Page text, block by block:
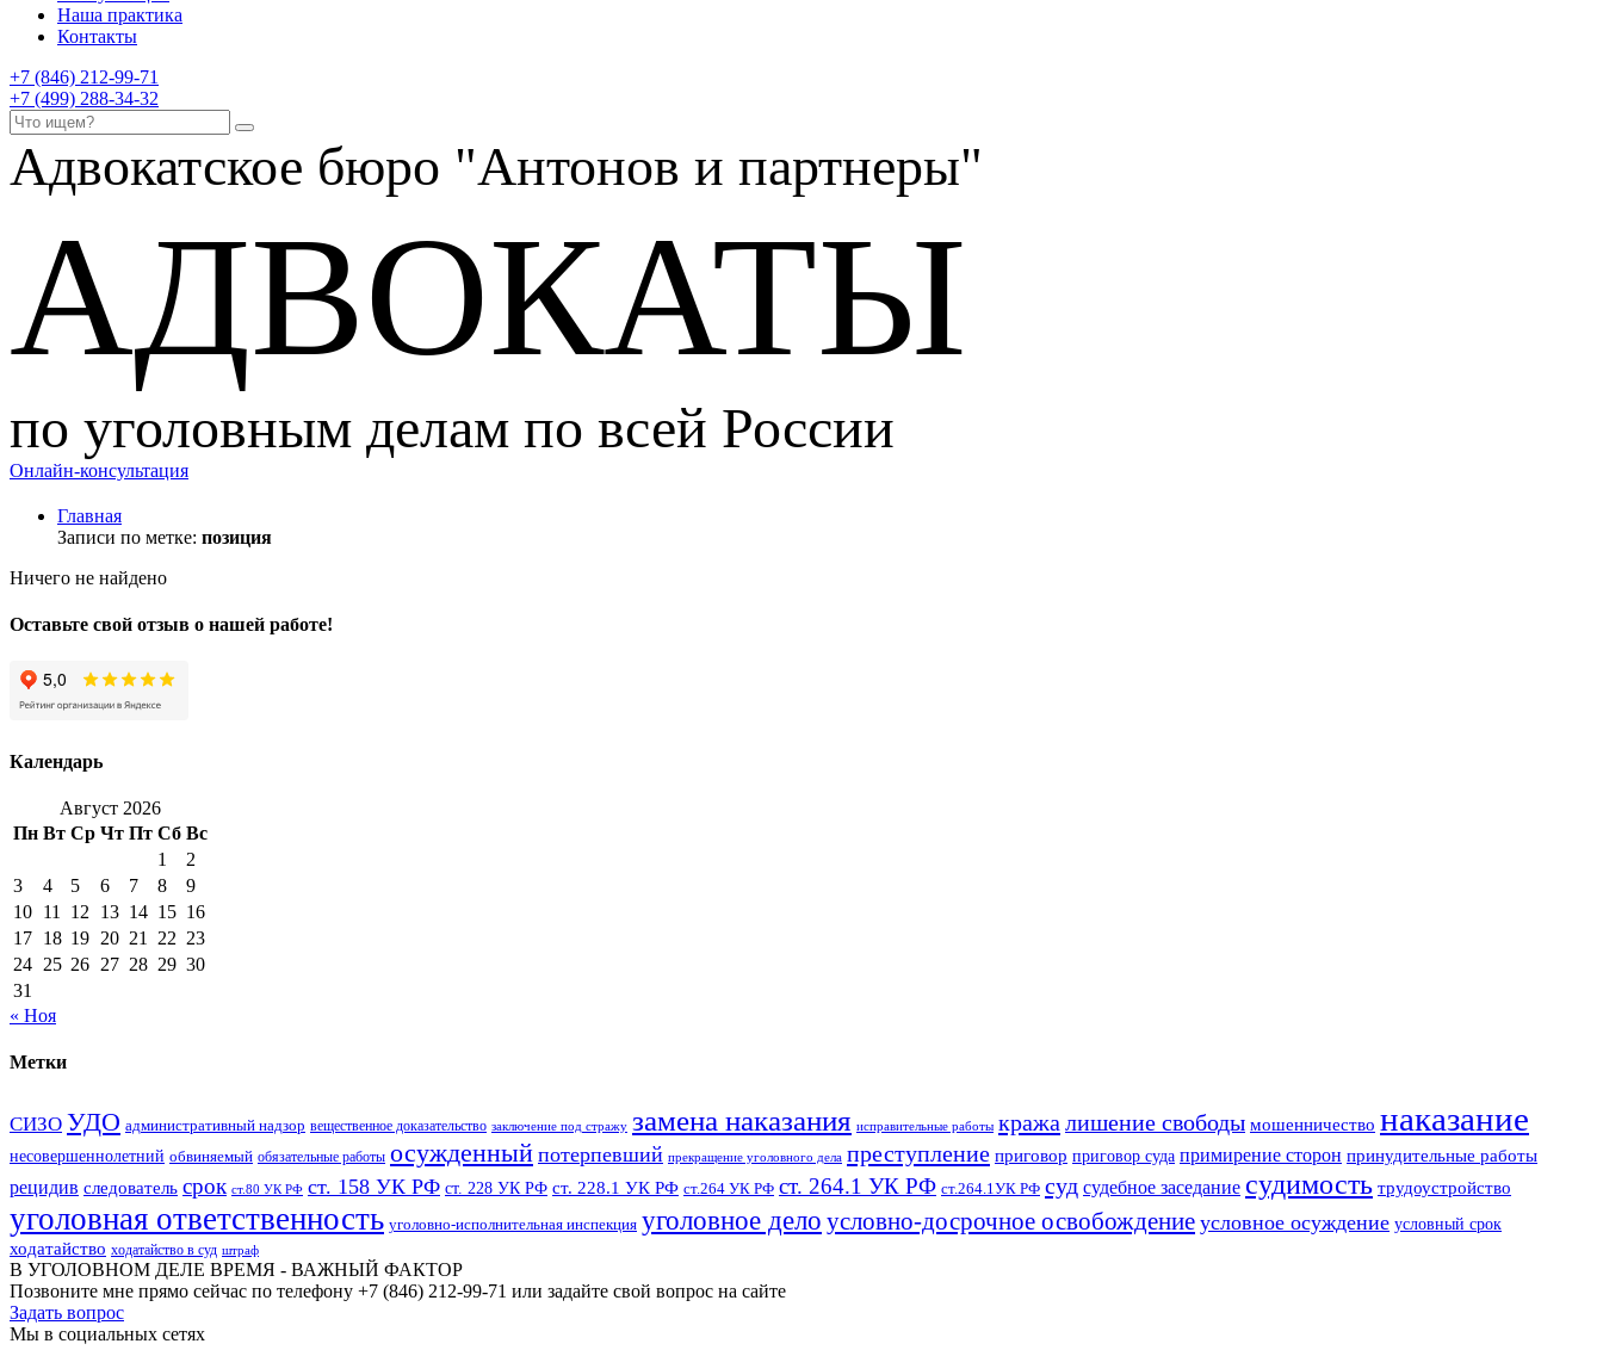
Наша практика
Контакты
+7 (846) 212-99-71
+7 (499) 288-34-32
Адвокатское бюро "Антонов и партнеры"
АДВОКАТЫ
по уголовным делам по всей России
Онлайн-консультация
Главная
Записи по метке: позиция
Ничего не найдено
Оставьте свой отзыв о нашей работе!
Календарь
Август 2026
Пн Вт Ср Чт Пт Сб Вс
1
2
3
4 5 6 7 8
9
10 11 12 13 14 15 16
17 18 19 20 21 22 23
24 25 26 27 28 29 30
31
« Ноя
Метки
СИЗО УДО административный надзор вещественное доказательство заключение под стражу замена наказания исправительные работы кража лишение свободы мошенничество наказание
несовершеннолетний обвиняемый обязательные работы осужденный потерпевший прекращение уголовного дела преступление приговор приговор суда примирение сторон принудительные работы
рецидив следователь срок ст.80 УК РФ ст. 158 УК РФ ст. 228 УК РФ ст. 228.1 УК РФ ст.264 УК РФ ст. 264.1 УК РФ ст.264.1УК РФ суд судебное заседание судимость трудоустройство
уголовная ответственность уголовно-исполнительная инспекция уголовное дело условно-досрочное освобождение условное осуждение условный срок
ходатайство ходатайство в суд штраф
В УГОЛОВНОМ ДЕЛЕ ВРЕМЯ - ВАЖНЫЙ ФАКТОР
Позвоните мне прямо сейчас по телефону +7 (846) 212-99-71 или задайте свой вопрос на сайте
Задать вопрос
Мы в социальных сетях